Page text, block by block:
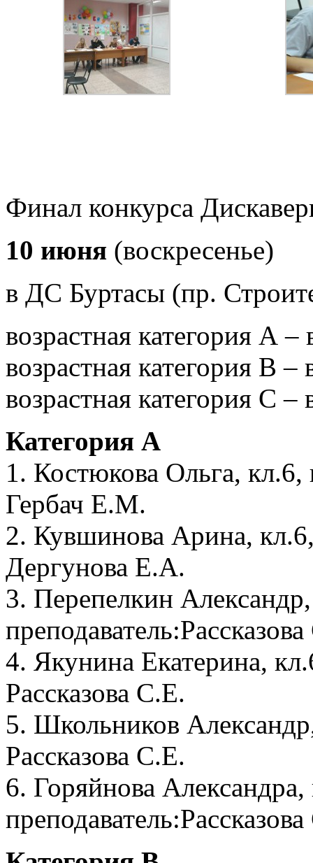
Финал конкурса
10 июня (воскресенье)
в ДС Буртасы (пр.
возрастная категория А –
возрастная категория В –
возрастная категория С –
Категория А
1. Костюкова Ольга,
Гербач Е.М.
2. Кувшинова Арина,
Дергунова Е.А.
3. Перепелкин
4. Якунина Екатерина,
Рассказова С.Е.
5. Школьников
Рассказова С.Е.
6. Горяйнова